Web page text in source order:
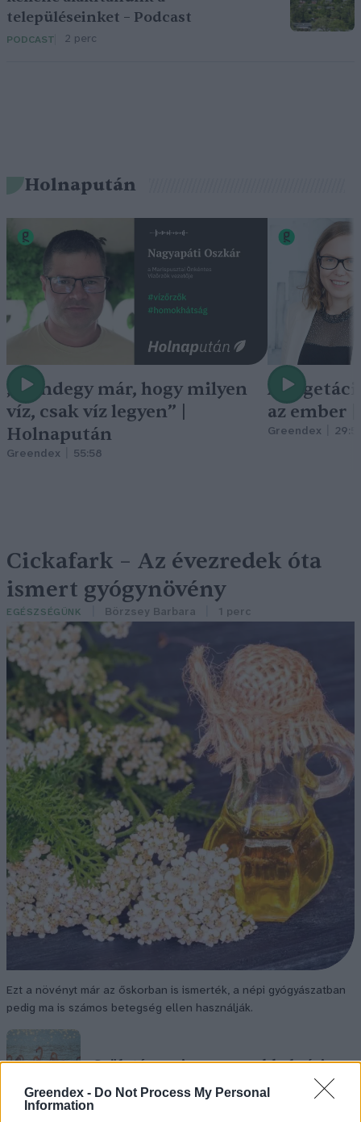
Greendex - Do Not Process My Personal
Information
településeinket – Podcast
PODCAST 2 perc
Holnapután
„Mindegy már, hogy milyen
víz, csak víz legyen” |
Holnapután
Greendex 55:58
A
az ember
Greendex
Cickafark – Az évezredek óta
ismert gyógynövény
EGÉSZSÉGÜNK Börzsey Barbara 1 perc
Ezt a növényt már az őskorban is ismerték, a népi gyógyászatban
pedig ma is számos betegség ellen használják.
Születésnapi programokkal várja a
hétvégén a közönséget a 160 éves
Fővárosi Állatkert